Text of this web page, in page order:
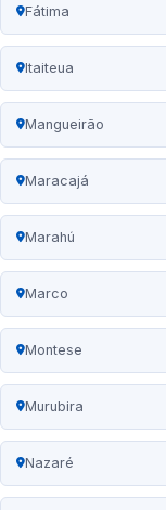
Fátima
Itaiteua
Mangueirão
Maracajá
Marahú
Marco
Montese
Murubira
Nazaré